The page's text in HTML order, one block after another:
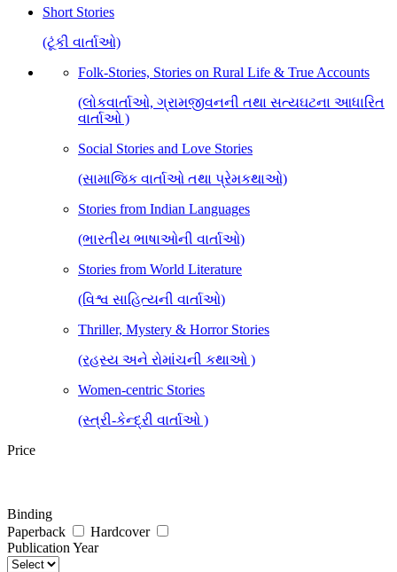
Short Stories
(ટૂંકી વાર્તાઓ)
Folk-Stories, Stories on Rural Life & True Accounts
(લોકવાર્તાઓ, ગ્રામજીવનની તથા સત્યઘટના આધારિત
વાર્તાઓ )
Social Stories and Love Stories
(સામાજિક વાર્તાઓ તથા પ્રેમકથાઓ)
Stories from Indian Languages
(ભારતીય ભાષાઓની વાર્તાઓ)
Stories from World Literature
(વિશ્વ સાહિત્યની વાર્તાઓ)
Thriller, Mystery & Horror Stories
(રહસ્ય અને રોમાંચની કથાઓ )
Women-centric Stories
(સ્ત્રી-કેન્દ્રી વાર્તાઓ )
Price
Binding
Paperback
Hardcover
Publication Year